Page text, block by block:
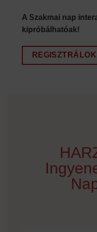
A Szakmai nap
kipróbálhatóak!
REGISZTRÁLOK